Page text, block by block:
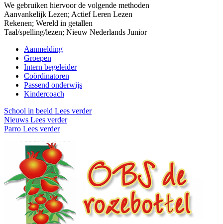
We gebruiken hiervoor de volgende methoden
Aanvankelijk Lezen; Actief Leren Lezen
Rekenen; Wereld in getallen
Taal/spelling/lezen; Nieuw Nederlands Junior
Aanmelding
Groepen
Intern begeleider
Coördinatoren
Passend onderwijs
Kindercoach
School in beeld Lees verder
Nieuws Lees verder
Parro Lees verder